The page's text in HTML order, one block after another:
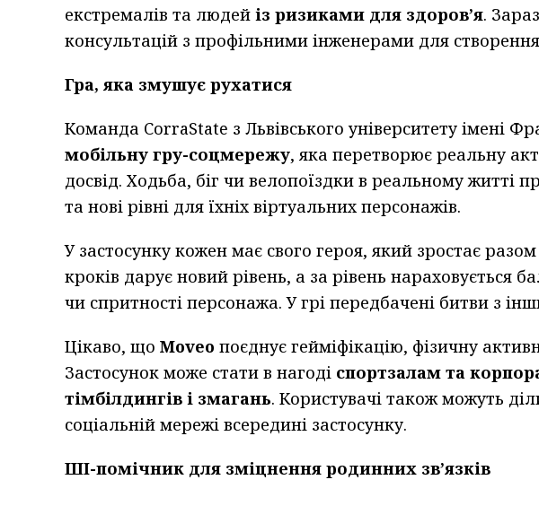
екстремалів та людей із ризиками для здоров’я.
консультацій з профільними інженерами для
Гра, яка змушує рухатися
Команда CorraState з Львівського університету імені
мобільну гру-соцмережу, яка перетворює реальну
досвід. Ходьба, біг чи велопоїздки в реальному житті
та нові рівні для їхніх віртуальних персонажів.
У застосунку кожен має свого героя, який зростає
кроків дарує новий рівень, а за рівень нараховується
чи спритності персонажа. У грі передбачені битви з
Цікаво, що Moveo поєднує гейміфікацію, фізичну
Застосунок може стати в нагоді спортзалам та
тімбілдингів і змагань. Користувачі також можуть
соціальній мережі всередині застосунку.
ШІ-помічник для зміцнення родинних зв’язків